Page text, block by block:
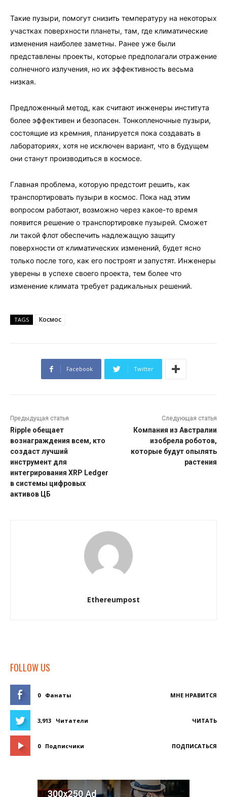
Такие пузыри, помогут снизить температуру на некоторых
участках поверхности планеты, там, где климатические
изменения наиболее заметны. Ранее уже были
представлены проекты, которые предполагали отражение
солнечного излучения, но их эффективность весьма
низкая.
Предложенный метод, как считают инженеры института
более эффективен и безопасен. Тонкопленочные пузыри,
состоящие из кремния, планируется пока создавать в
лабораториях, хотя не исключен вариант, что в будущем
они станут производиться в космосе.
Главная проблема, которую предстоит решить, как
транспортировать пузыри в космос. Пока над этим
вопросом работают, возможно через какое-то время
появится решение о транспортировке пузырей. Сможет
ли такой флот обеспечить надлежащую защиту
поверхности от климатических изменений, будет ясно
только после того, как его построят и запустят. Инженеры
уверены в успехе своего проекта, тем более что
изменение климата требует радикальных решений.
TAGS Космос
Facebook Twitter
Предыдущая статья
Ripple обещает
вознаграждения всем, кто
создаст лучший
инструмент для
интегрирования XRP Ledger
в системы цифровых
активов ЦБ
Следующая статья
Компания из Австралии
изобрела роботов,
которые будут опылять
растения
Ethereumpost
FOLLOW US
0 Фанаты МНЕ НРАВИТСЯ
3,913 Читатели ЧИТАТЬ
0 Подписчики ПОДПИСАТЬСЯ